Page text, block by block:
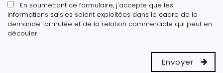
En soumettant ce formulaire, j'accepte que les
informations saisies soient exploitées dans le cadre de la
demande formulée et de la relation commerciale qui peut en
découler.